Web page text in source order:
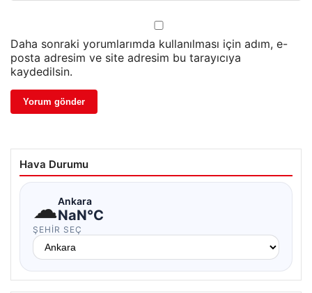
Daha sonraki yorumlarımda kullanılması için adım, e-
posta adresim ve site adresim bu tarayıcıya
kaydedilsin.
Hava Durumu
☁Ankara
NaN°C
ŞEHIR SEÇ